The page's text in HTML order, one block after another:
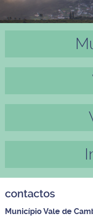
contactos
Município Vale de